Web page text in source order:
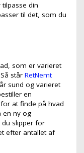
din
til det, som du
som er varieret
står RetNemt
sund og varieret
en
at finde på hvad
en ny og
slipper for
efter antallet af